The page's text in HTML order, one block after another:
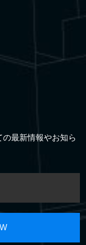
の最新情報やお知ら